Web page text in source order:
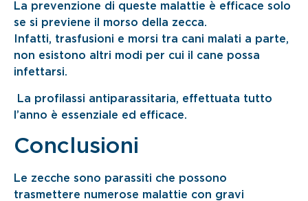
La prevenzione di queste malattie è efficace solo
se si previene il morso della zecca.
Infatti, trasfusioni e morsi tra cani malati a parte,
non esistono altri modi per cui il cane possa
infettarsi.
La profilassi antiparassitaria, effettuata tutto
l’anno è essenziale ed efficace.
Conclusioni
Le zecche sono parassiti che possono
trasmettere numerose malattie con gravi